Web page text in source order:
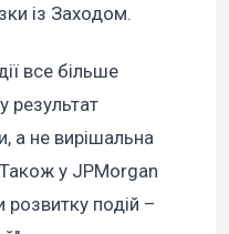
із Заходом.
все більше
результат
а не вирішальна
Також у JPMorgan
розвитку подій –